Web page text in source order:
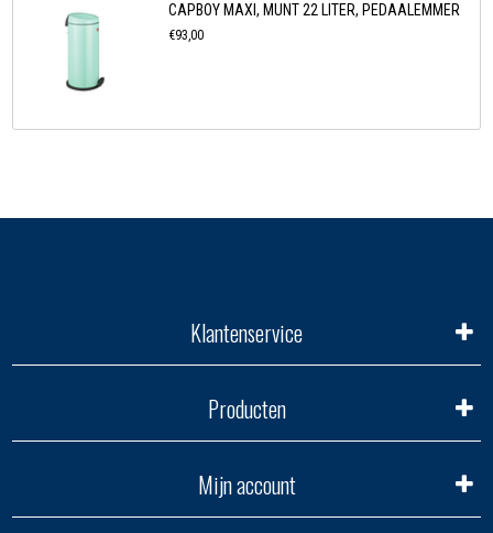
CAPBOY MAXI, MUNT 22 LITER, PEDAALEMMER
€93,00
Klantenservice
Producten
Mijn account